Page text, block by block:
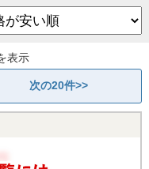
表示
次の20件>>